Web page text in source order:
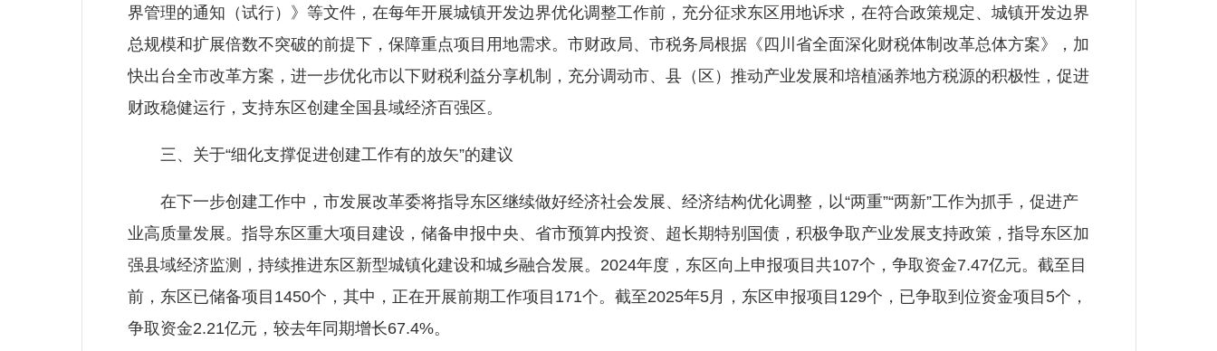
界管理的通知（试行）》等文件，在每年开展城镇开发边界优化调整工作前，充分征求东区用地诉求，在符合政策规定、城镇开发边界
总规模和扩展倍数不突破的前提下，保障重点项目用地需求。市财政局、市税务局根据《四川省全面深化财税体制改革总体方案》，加
快出台全市改革方案，进一步优化市以下财税利益分享机制，充分调动市、县（区）推动产业发展和培植涵养地方税源的积极性，促进
财政稳健运行，支持东区创建全国县域经济百强区。
三、关于“细化支撑促进创建工作有的放矢”的建议
在下一步创建工作中，市发展改革委将指导东区继续做好经济社会发展、经济结构优化调整，以“两重”“两新”工作为抓手，促进产
业高质量发展。指导东区重大项目建设，储备申报中央、省市预算内投资、超长期特别国债，积极争取产业发展支持政策，指导东区加
强县域经济监测，持续推进东区新型城镇化建设和城乡融合发展。2024年度，东区向上申报项目共107个，争取资金7.47亿元。截至目
前，东区已储备项目1450个，其中，正在开展前期工作项目171个。截至2025年5月，东区申报项目129个，已争取到位资金项目5个，
争取资金2.21亿元，较去年同期增长67.4%。